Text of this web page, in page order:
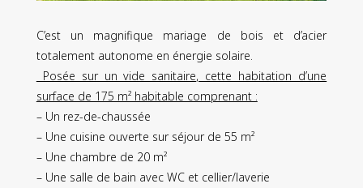
C’est un magnifique mariage de bois et d’acier
totalement autonome en énergie solaire.
Posée sur un vide sanitaire, cette habitation d’une
surface de 175 m² habitable comprenant :
– Un rez-de-chaussée
– Une cuisine ouverte sur séjour de 55 m²
– Une chambre de 20 m²
– Une salle de bain avec WC et cellier/laverie